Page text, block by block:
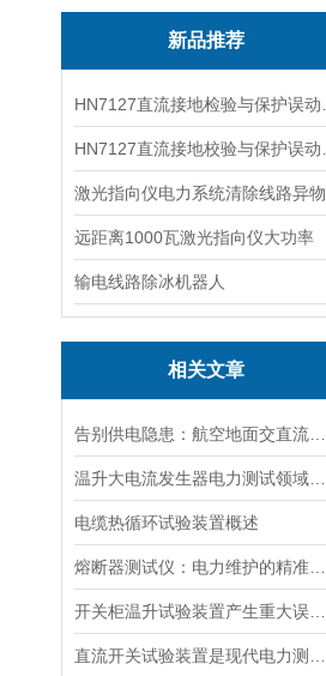
新品推荐
激光指向仪电力系统清除线路异物
远距离1000瓦激光指向仪大功率
输电线路除冰机器人
相关文章
电缆热循环试验装置概述